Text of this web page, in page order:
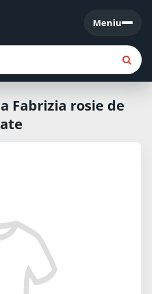
Meniu
Meniu
Fabrizia rosie de